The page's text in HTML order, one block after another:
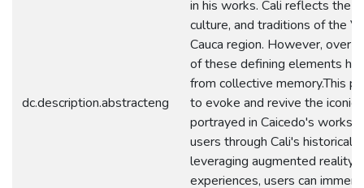
dc.description.abstracteng
in his works. Cali reflects the
culture, and traditions of the
Cauca region. However, over
of these defining elements
from collective memory.This
to evoke and revive the iconic
portrayed in Caicedo's works,
users through Cali's historical
leveraging augmented reality
experiences, users can